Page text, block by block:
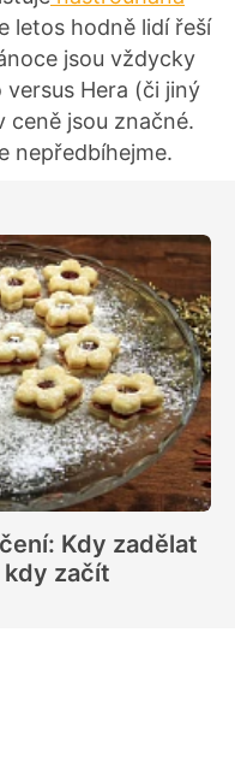
letos hodně lidí řeší
jsou vždycky
versus Hera (či jiný
jsou značné.
nepředbíhejme.
Kdy zadělat
kdy začít